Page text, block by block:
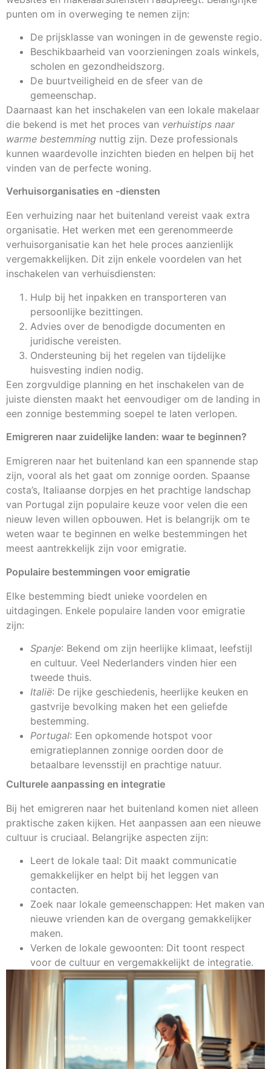
punten om in overweging te nemen zijn:
De prijsklasse van woningen in de gewenste regio.
Beschikbaarheid van voorzieningen zoals winkels,
scholen en gezondheidszorg.
De buurtveiligheid en de sfeer van de
gemeenschap.
Daarnaast kan het inschakelen van een lokale makelaar
die bekend is met het proces van verhuistips naar
warme bestemming nuttig zijn. Deze professionals
kunnen waardevolle inzichten bieden en helpen bij het
vinden van de perfecte woning.
Verhuisorganisaties en -diensten
Een verhuizing naar het buitenland vereist vaak extra
organisatie. Het werken met een gerenommeerde
verhuisorganisatie kan het hele proces aanzienlijk
vergemakkelijken. Dit zijn enkele voordelen van het
inschakelen van verhuisdiensten:
Hulp bij het inpakken en transporteren van
persoonlijke bezittingen.
Advies over de benodigde documenten en
juridische vereisten.
Ondersteuning bij het regelen van tijdelijke
huisvesting indien nodig.
Een zorgvuldige planning en het inschakelen van de
juiste diensten maakt het eenvoudiger om de landing in
een zonnige bestemming soepel te laten verlopen.
Emigreren naar zuidelijke landen: waar te beginnen?
Emigreren naar het buitenland kan een spannende stap
zijn, vooral als het gaat om zonnige oorden. Spaanse
costa’s, Italiaanse dorpjes en het prachtige landschap
van Portugal zijn populaire keuze voor velen die een
nieuw leven willen opbouwen. Het is belangrijk om te
weten waar te beginnen en welke bestemmingen het
meest aantrekkelijk zijn voor emigratie.
Populaire bestemmingen voor emigratie
Elke bestemming biedt unieke voordelen en
uitdagingen. Enkele populaire landen voor emigratie
zijn:
Spanje: Bekend om zijn heerlijke klimaat, leefstijl
en cultuur. Veel Nederlanders vinden hier een
tweede thuis.
Italië: De rijke geschiedenis, heerlijke keuken en
gastvrije bevolking maken het een geliefde
bestemming.
Portugal: Een opkomende hotspot voor
emigratieplannen zonnige oorden door de
betaalbare levensstijl en prachtige natuur.
Culturele aanpassing en integratie
Bij het emigreren naar het buitenland komen niet alleen
praktische zaken kijken. Het aanpassen aan een nieuwe
cultuur is cruciaal. Belangrijke aspecten zijn:
Leert de lokale taal: Dit maakt communicatie
gemakkelijker en helpt bij het leggen van
contacten.
Zoek naar lokale gemeenschappen: Het maken van
nieuwe vrienden kan de overgang gemakkelijker
maken.
Verken de lokale gewoonten: Dit toont respect
voor de cultuur en vergemakkelijkt de integratie.